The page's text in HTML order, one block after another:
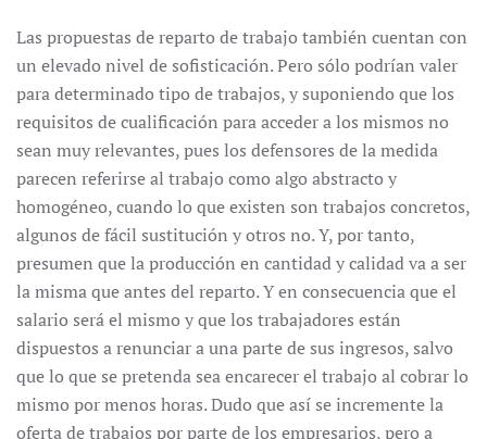
Las propuestas de reparto de trabajo también cuentan con
un elevado nivel de sofisticación. Pero sólo podrían valer
para determinado tipo de trabajos, y suponiendo que los
requisitos de cualificación para acceder a los mismos no
sean muy relevantes, pues los defensores de la medida
parecen referirse al trabajo como algo abstracto y
homogéneo, cuando lo que existen son trabajos concretos,
algunos de fácil sustitución y otros no. Y, por tanto,
presumen que la producción en cantidad y calidad va a ser
la misma que antes del reparto. Y en consecuencia que el
salario será el mismo y que los trabajadores están
dispuestos a renunciar a una parte de sus ingresos, salvo
que lo que se pretenda sea encarecer el trabajo al cobrar lo
mismo por menos horas. Dudo que así se incremente la
oferta de trabajos por parte de los empresarios, pero a